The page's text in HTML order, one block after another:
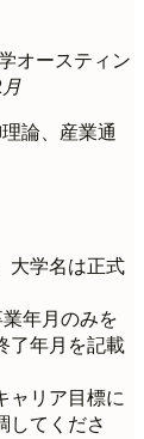
オースティン
論、産業通
大学名は正式
年月のみを
了年月を記載
ャリア目標に
してくださ